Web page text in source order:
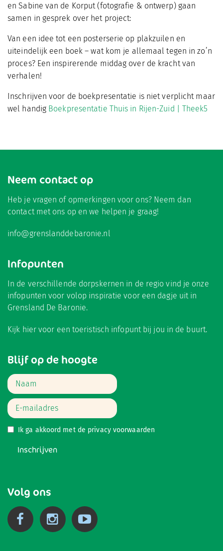
en Sabine van de Korput (fotografie & ontwerp) gaan
samen in gesprek over het project:
Van een idee tot een posterserie op plakzuilen en
uiteindelijk een boek – wat kom je allemaal tegen in zo’n
proces? Een inspirerende middag over de kracht van
verhalen!
Inschrijven voor de boekpresentatie is niet verplicht maar
wel handig Boekpresentatie Thuis in Rijen-Zuid | Theek5
Neem contact op
Heb je vragen of opmerkingen voor ons? Neem dan
contact met ons op en we helpen je graag!
info@grenslanddebaronie.nl
Infopunten
In de verschillende dorpskernen in de regio vind je onze
infopunten voor volop inspiratie voor een dagje uit in
Grensland De Baronie.
Kijk hiervoor een toeristisch infopunt bij jou in de buurt.
Blijf op de hoogte
Ik ga akkoord met de privacy voorwaarden
Inschrijven
Volg ons